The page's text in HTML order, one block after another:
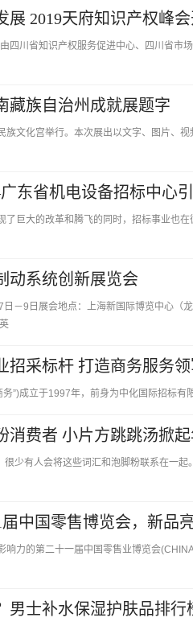
展 2019天府知识产权峰
四川省知识产权服务促进中心、四川省市
藏族自治州成就展题字
文化宫举行。本次展出以文字、图片、
东省机电设备招标中心
了巨大的改革和腾飞的同时，招标事业也
动系统创新展览会
－9日展会地点：上海新国际博览中心（
招采标杆 打造商务服务
”)成立于1997年，前身为中化国际招标有
消费者 小片方跳跳汤掀
少有人会将这些词汇和泡脚粉联系在一
中国零售博览会，新品
力的第二十一届中国零售业博览会
男士补水保湿护肤品排行